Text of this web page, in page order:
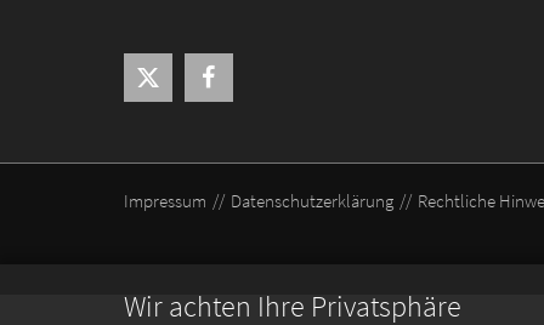
Wir achten Ihre Privatsphäre
Impressum Datenschutzerklärung Rechtliche